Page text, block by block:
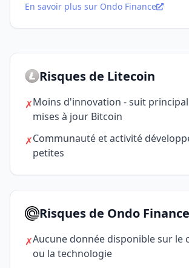
En savoir plus sur Ondo Finance
Risques de Litecoin
✗Moins d'innovation - suit
mises à jour Bitcoin
✗Communauté et activité
petites
Risques de Ondo Finance
✗Aucune donnée disponible sur le
ou la technologie